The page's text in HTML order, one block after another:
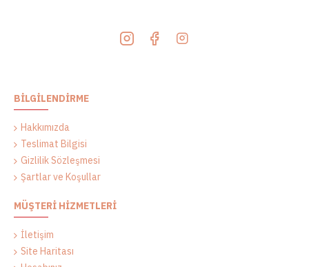
BILGILENDIRME
Hakkımızda
Teslimat Bilgisi
Gizlilik Sözleşmesi
Şartlar ve Koşullar
MÜŞTERI HIZMETLERI
İletişim
Site Haritası